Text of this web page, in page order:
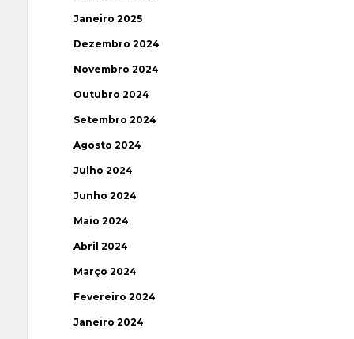
Janeiro 2025
Dezembro 2024
Novembro 2024
Outubro 2024
Setembro 2024
Agosto 2024
Julho 2024
Junho 2024
Maio 2024
Abril 2024
Março 2024
Fevereiro 2024
Janeiro 2024